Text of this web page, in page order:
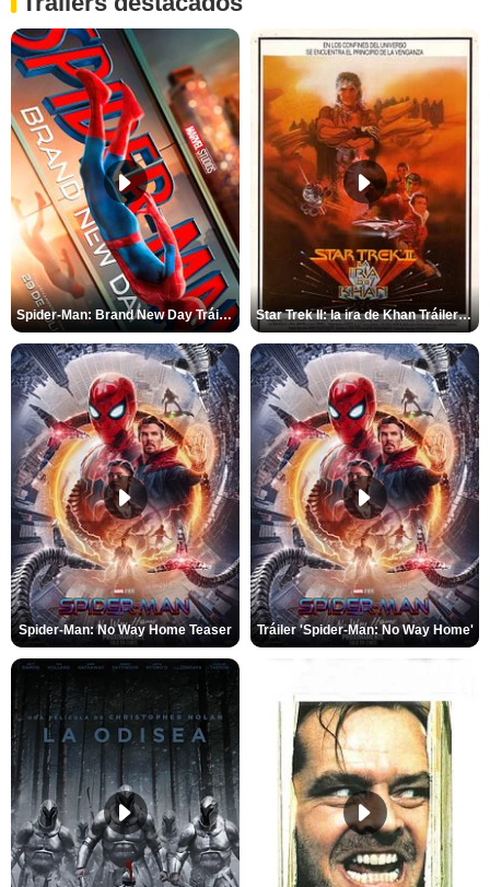
Spider-Man: Brand New Day Tráiler (3) Star Trek II: la ira de Khan Tráiler VO
Spider-Man: No Way Home Teaser Tráiler 'Spider-Man: No Way Home'